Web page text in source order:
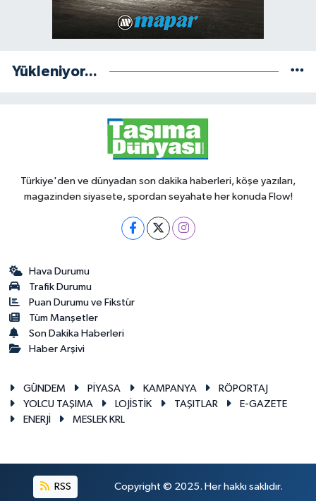
Yükleniyor...
Türkiye'den ve dünyadan son dakika haberleri, köşe yazıları,
magazinden siyasete, spordan seyahate her konuda Flow!
Hava Durumu
Trafik Durumu
Puan Durumu ve Fikstür
Tüm Manşetler
Son Dakika Haberleri
Haber Arşivi
GÜNDEM PİYASA KAMPANYA
RÖPORTAJ
YOLCU TAŞIMA
LOJİSTİK TAŞITLAR
E-GAZETE
ENERJİ
MESLEK KRL
RSS Copyright © 2025. Her hakkı saklıdır.